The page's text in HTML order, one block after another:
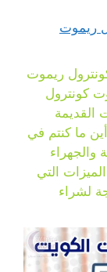
66041166 توصيل ريموت
ريموت
كونترول
القديمة
ما كنتم في
والجهراء
التي
لشراء